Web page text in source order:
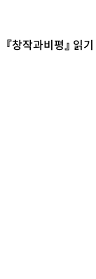
『창작과비평』 읽기